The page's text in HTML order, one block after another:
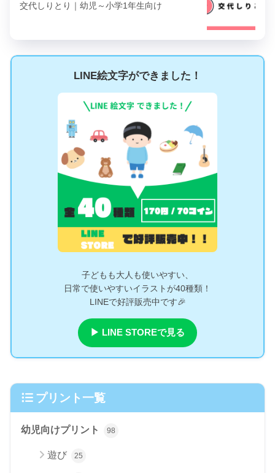
交代しりとり｜幼児～小学1年生向け
LINE絵文字ができました！
子どもも大人も使いやすい、
日常で使いやすいイラストが40種類！
LINEで好評販売中です🎉
▶ LINE STOREで見る
プリント一覧
幼児向けプリント 98
遊び 25